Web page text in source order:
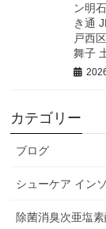
ン明
き通
戸西
舞子
カテゴリー
ブログ
シューケア イン
除菌消臭次亜塩